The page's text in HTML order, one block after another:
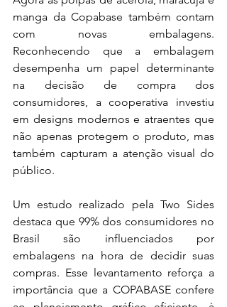
manga da Copabase também contam
com novas embalagens.
Reconhecendo que a embalagem
desempenha um papel determinante
na decisão de compra dos
consumidores, a cooperativa investiu
em designs modernos e atraentes que
não apenas protegem o produto, mas
também capturam a atenção visual do
público.
Um estudo realizado pela Two Sides
destaca que 99% dos consumidores no
Brasil são influenciados por
embalagens na hora de decidir suas
compras. Esse levantamento reforça a
importância que a COPABASE confere